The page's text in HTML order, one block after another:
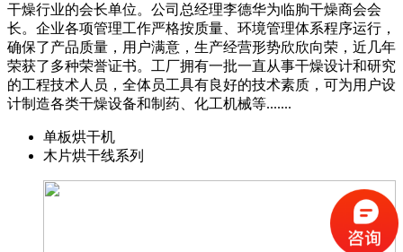
干燥行业的会长单位。公司总经理李德华为临朐干燥商会会
长。企业各项管理工作严格按质量、环境管理体系程序运行，
确保了产品质量，用户满意，生产经营形势欣欣向荣，近几年
荣获了多种荣誉证书。工厂拥有一批一直从事干燥设计和研究
的工程技术人员，全体员工具有良好的技术素质，可为用户设
计制造各类干燥设备和制药、化工机械等.......
单板烘干机
木片烘干线系列